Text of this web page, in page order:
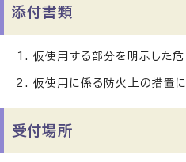
添付書類
仮使用する部分を明示した
仮使用に係る防火上の措置
受付場所